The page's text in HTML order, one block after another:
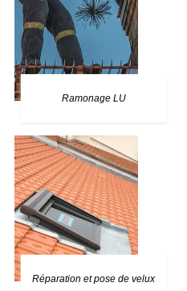
Ramonage LU
Réparation et pose de velux